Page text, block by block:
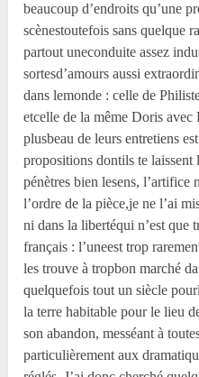
beaucoup d’endroits qu’une
scènestoutefois sans quelque
partout uneconduite assez
sortesd’amours aussi
dans lemonde : celle de
etcelle de la même Doris
plusbeau de leurs entretiens
propositions dontils te laissent
pénètres bien lesens, l’artifice
l’ordre de la pièce,je ne l’ai
ni dans la libertéqui n’est que
français : l’uneest trop
les trouve à tropbon marché
quelquefois tout un siècle
la terre habitable pour le lieu
son abandon, messéant à
particulièrement aux